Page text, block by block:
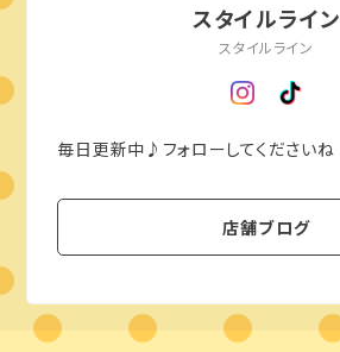
スタイルライン
スタイルライン
毎日更新中♪フォローしてくださいね
店舗ブログ